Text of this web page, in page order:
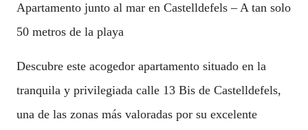
Apartamento junto al mar en Castelldefels – A tan solo
50 metros de la playa
Descubre este acogedor apartamento situado en la
tranquila y privilegiada calle 13 Bis de Castelldefels,
una de las zonas más valoradas por su excelente